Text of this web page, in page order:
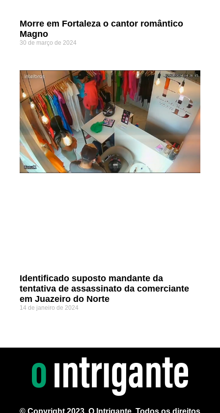
Morre em Fortaleza o cantor romântico
Magno
30 de março de 2024
Identificado suposto mandante da
tentativa de assassinato da comerciante
em Juazeiro do Norte
14 de janeiro de 2024